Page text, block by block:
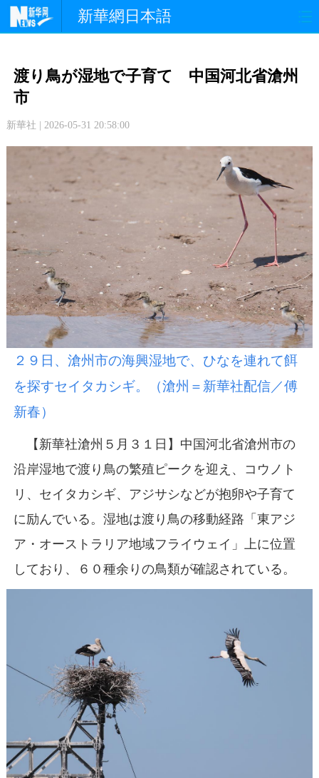
新華網日本語
中日交流
渡り鳥が湿地で子育て 中国河北省滄州
市
新華社 | 2026-05-31 20:58:00
２９日、滄州市の海興湿地で、ひなを連れて餌
を探すセイタカシギ。（滄州＝新華社配信／傅
新春）
【新華社滄州５月３１日】中国河北省滄州市の
沿岸湿地で渡り鳥の繁殖ピークを迎え、コウノト
リ、セイタカシギ、アジサシなどが抱卵や子育て
に励んでいる。湿地は渡り鳥の移動経路「東アジ
ア・オーストラリア地域フライウェイ」上に位置
しており、６０種余りの鳥類が確認されている。